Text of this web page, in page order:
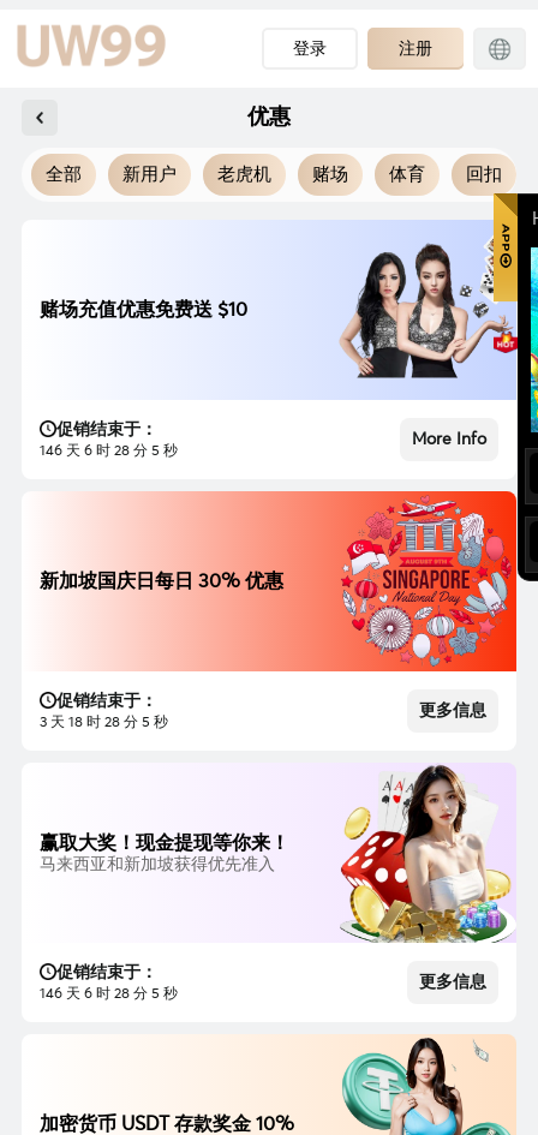
登录 注册
优惠
全部 新用户 老虎机 赌场 体育 回扣
赌场充值优惠免费送 $10
促销结束于：
146 天 6 时 28 分 3 秒
More Info
新加坡国庆日每日 30% 优惠
促销结束于：
3 天 18 时 28 分 3 秒
更多信息
赢取大奖！现金提现等你来！
马来西亚和新加坡获得优先准入
促销结束于：
146 天 6 时 28 分 3 秒
更多信息
加密货币 USDT 存款奖金 10%